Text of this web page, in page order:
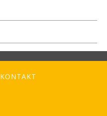
KONTAKT